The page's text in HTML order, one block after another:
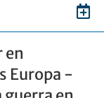
en
Europa -